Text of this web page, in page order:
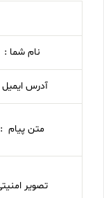
نام شما :
آدرس
متن پیام :
تصویر